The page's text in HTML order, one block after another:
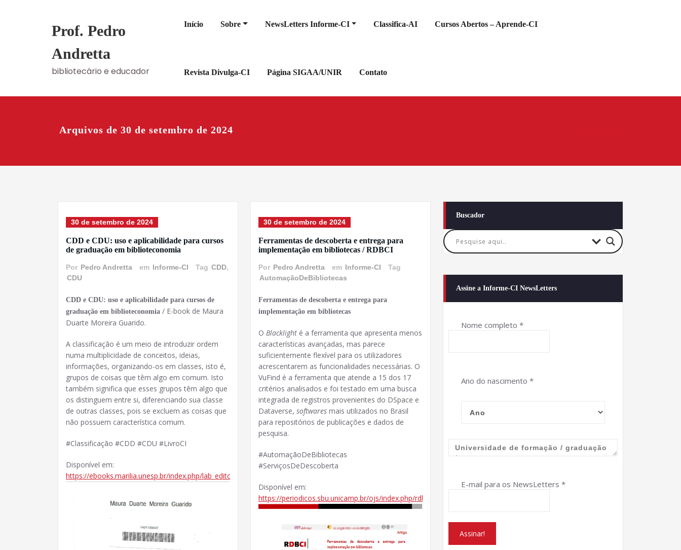
Prof. Pedro
Andretta
bibliotecário e educador
Início Sobre NewsLetters Informe-CI Classifica-AI Cursos Abertos – Aprende-CI
Revista Divulga-CI Página SIGAA/UNIR Contato
Arquivos de 30 de setembro de 2024
30 de setembro de 2024
CDD e CDU: uso e aplicabilidade para cursos
de graduação em biblioteconomia
Por Pedro Andretta em Informe-CI Tag CDD,
CDU
CDD e CDU: uso e aplicabilidade para cursos de
graduação em biblioteconomia / E-book de Maura
Duarte Moreira Guarido.
A classificação é um meio de introduzir ordem
numa multiplicidade de conceitos, ideias,
informações, organizando-os em classes, isto é,
grupos de coisas que têm algo em comum. Isto
também significa que esses grupos têm algo que
os distinguem entre si, diferenciando sua classe
de outras classes, pois se excluem as coisas que
não possuem característica comum.
#Classificação #CDD #CDU #LivroCI
Disponível em:
https://ebooks.marilia.unesp.br/index.php/lab_editorial/catalog/book/336
30 de setembro de 2024
Ferramentas de descoberta e entrega para
implementação em bibliotecas / RDBCI
Por Pedro Andretta em Informe-CI
Tag
AutomaçãoDeBibliotecas
Ferramentas de descoberta e entrega para
implementação em bibliotecas
O Blacklight é a ferramenta que apresenta menos
características avançadas, mas parece
suficientemente flexível para os utilizadores
acrescentarem as funcionalidades necessárias. O
VuFind é a ferramenta que atende a 15 dos 17
critérios analisados e foi testado em uma busca
integrada de registros provenientes do DSpace e
Dataverse, softwares mais utilizados no Brasil
para repositórios de publicações e dados de
pesquisa.
#AutomaçãoDeBibliotecas
#ServiçosDeDescoberta
Disponível em:
https://periodicos.sbu.unicamp.br/ojs/index.php/rdbci/article/view/8675381
Buscador
Assine a Informe-CI NewsLetters
Nome completo *
Ano do nascimento *
E-mail para os NewsLetters *